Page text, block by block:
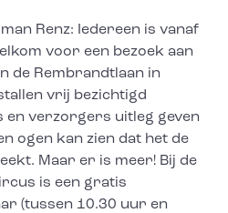
Renz: Iedereen is vanaf
voor een bezoek aan
de Rembrandtlaan in
vrij bezichtigd
verzorgers uitleg geven
ogen kan zien dat het de
Maar er is meer! Bij de
is een gratis
(tussen 10.30 uur en